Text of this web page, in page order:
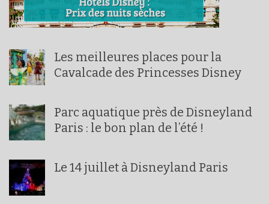
Les meilleures places pour la
Cavalcade des Princesses Disney
Parc aquatique près de Disneyland
Paris : le bon plan de l’été !
Le 14 juillet à Disneyland Paris